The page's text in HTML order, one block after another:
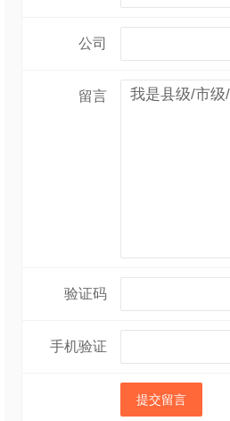
公司
留言
验证码
手机验证
提交留言